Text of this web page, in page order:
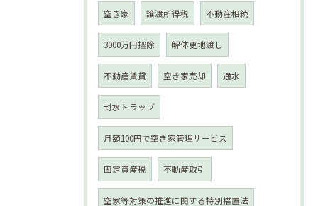
空き家 譲渡所得税 不動産相続
3000万円控除 解体更地渡し
不動産賃貸 空き家売却 通水
封水トラップ
月額100円で空き家管理サービス
固定資産税 不動産取引
空家等対策の推進に関する特別措置法